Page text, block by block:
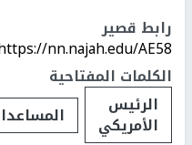
رابط قصير
nn.najah.edu/AE58/
الكلمات المفتاحية
الرئيس
الأمريكي